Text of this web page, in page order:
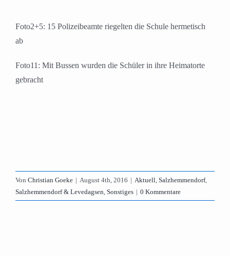
Foto2+5: 15 Polizeibeamte riegelten die Schule hermetisch
ab
Foto11: Mit Bussen wurden die Schüler in ihre Heimatorte
gebracht
Von Christian Goeke | August 4th, 2016 | Aktuell, Salzhemmendorf,
Salzhemmendorf & Levedagsen, Sonstiges | 0 Kommentare